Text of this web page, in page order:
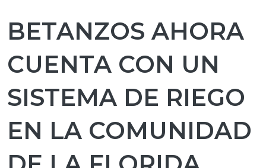
BETANZOS AHORA
CUENTA CON UN
SISTEMA DE RIEGO
EN LA COMUNIDAD